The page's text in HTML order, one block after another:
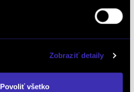
Zobraziť detaily
Povoliť všetko